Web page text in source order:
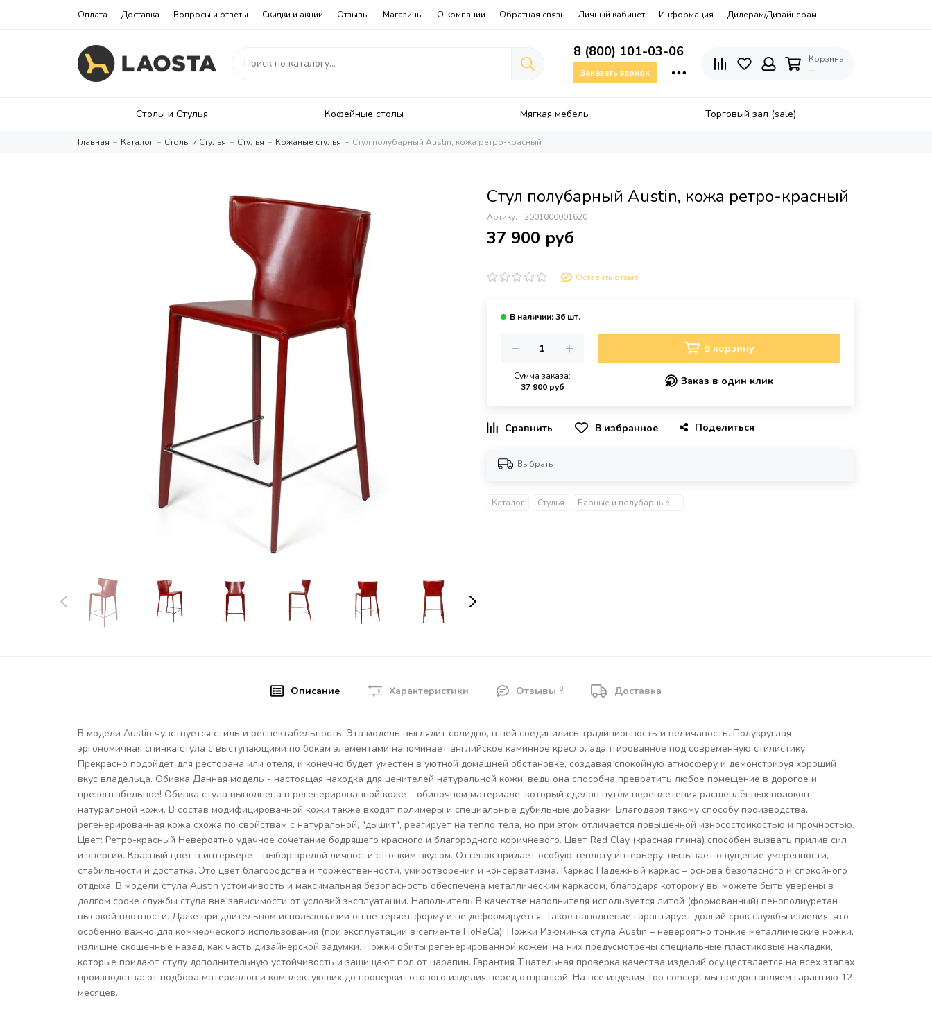
Оплата Доставка Вопросы и ответы Скидки и акции Отзывы Магазины О компании Обратная связь Личный кабинет Информация Дилерам/Дизайнерам
8 (800) 101-03-06
Заказать звонок
Корзина
…
Столы и Стулья Кофейные столы Мягкая мебель Торговый зал (sale)
Главная Каталог Столы и Стулья Стулья Кожаные стулья Стул полубарный Austin, кожа ретро-красный
Стул полубарный Austin, кожа ретро-красный
Артикул: 2001000001620
37 900 руб
Оставить отзыв
Сумма заказа:
37 900 руб
В корзину
Заказ в один клик
В избранное Поделиться
Выбрать
Каталог Стулья Барные и полубарные стулья
Описание Характеристики Отзывы 0 Доставка
В модели Austin чувствуется стиль и респектабельность. Эта модель выглядит солидно, в ней соединились традиционность и величавость. Полукруглая
эргономичная спинка стула с выступающими по бокам элементами напоминает английское каминное кресло, адаптированное под современную стилистику.
Прекрасно подойдет для ресторана или отеля, и конечно будет уместен в уютной домашней обстановке, создавая спокойную атмосферу и демонстрируя хороший
вкус владельца. Обивка Данная модель - настоящая находка для ценителей натуральной кожи, ведь она способна превратить любое помещение в дорогое и
презентабельное! Обивка стула выполнена в регенерированной коже – обивочном материале, который сделан путём переплетения расщеплённых волокон
натуральной кожи. В состав модифицированной кожи также входят полимеры и специальные дубильные добавки. Благодаря такому способу производства,
регенерированная кожа схожа по свойствам с натуральной, "дышит", реагирует на тепло тела, но при этом отличается повышенной износостойкостью и прочностью.
Цвет: Ретро-красный Невероятно удачное сочетание бодрящего красного и благородного коричневого. Цвет Red Clay (красная глина) способен вызвать прилив сил
и энергии. Красный цвет в интерьере – выбор зрелой личности с тонким вкусом. Оттенок придает особую теплоту интерьеру, вызывает ощущение умеренности,
стабильности и достатка. Это цвет благородства и торжественности, умиротворения и консерватизма. Каркас Надежный каркас – основа безопасного и спокойного
отдыха. В модели стула Austin устойчивость и максимальная безопасность обеспечена металлическим каркасом, благодаря которому вы можете быть уверены в
долгом сроке службы стула вне зависимости от условий эксплуатации. Наполнитель В качестве наполнителя используется литой (формованный) пенополиуретан
высокой плотности. Даже при длительном использовании он не теряет форму и не деформируется. Такое наполнение гарантирует долгий срок службы изделия, что
особенно важно для коммерческого использования (при эксплуатации в сегменте HоReCa). Ножки Изюминка стула Austin – невероятно тонкие металлические ножки,
излишне скошенные назад, как часть дизайнерской задумки. Ножки обиты регенерированной кожей, на них предусмотрены специальные пластиковые накладки,
которые придают стулу дополнительную устойчивость и защищают пол от царапин. Гарантия Тщательная проверка качества изделий осуществляется на всех этапах
производства: от подбора материалов и комплектующих до проверки готового изделия перед отправкой. На все изделия Top concept мы предоставляем гарантию 12
месяцев.